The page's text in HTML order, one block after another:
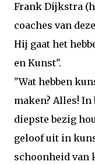
Frank Dijkstra
coaches van
Hij gaat het
en Kunst".
"Wat hebben
maken? Alles! In
diepste bezig
geloof uit in
schoonheid van